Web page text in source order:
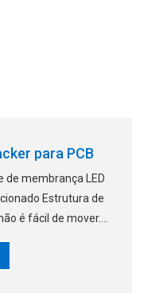
para PCB
membrança LED
Estrutura de
é fácil de mover.